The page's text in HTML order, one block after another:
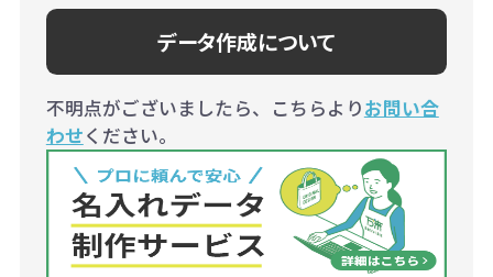
データ作成について
不明点がございましたら、こちらよりお問い合
わせください。